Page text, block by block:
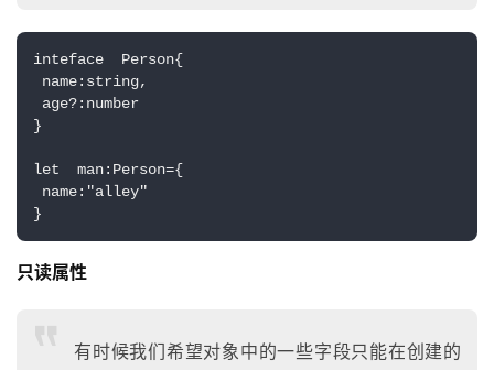
inteface  Person{
name:string,
age?:number
}
let  man:Person={
name:"alley"
}
只读属性
有时候我们希望对象中的一些字段只能在创建的